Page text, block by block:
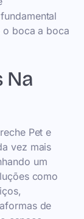
o boca a boca
Na
Pet e
vez mais
um
como
de